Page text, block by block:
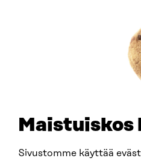
Maistuiskos
Sivustomme käyttää